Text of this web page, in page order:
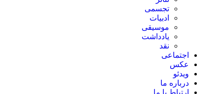
تجسمی
ادبیات
موسیقی
یادداشت
نقد
اجتماعی
عکس
ویدئو
درباره ما
ارتباط با ما